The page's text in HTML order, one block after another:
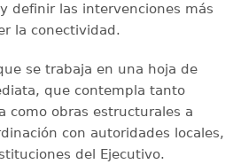
definir las intervenciones más
la conectividad.
se trabaja en una hoja de
que contempla tanto
como obras estructurales a
con autoridades locales,
del Ejecutivo.